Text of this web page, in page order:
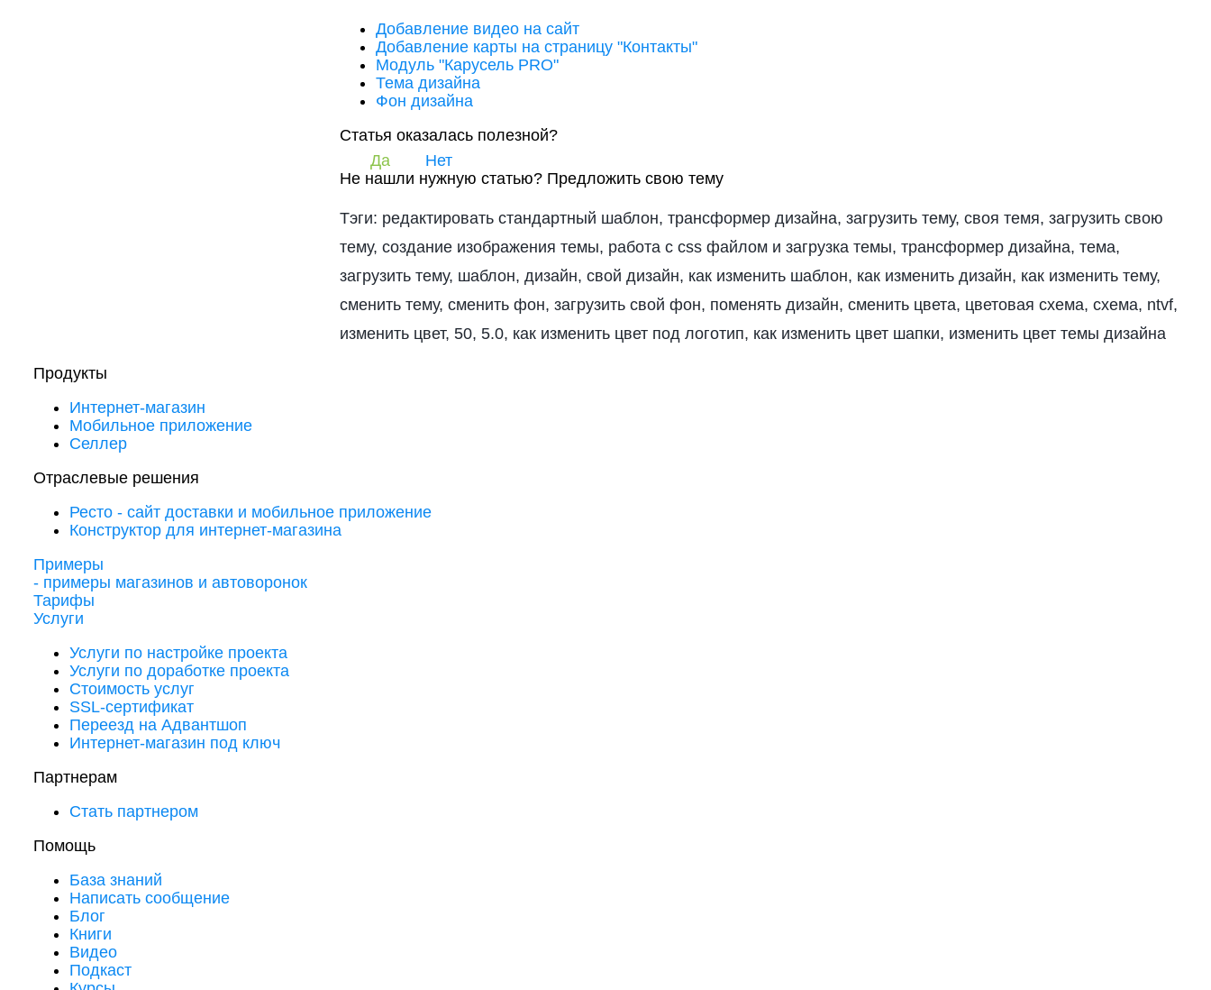
Добавление видео на сайт
Добавление карты на страницу "Контакты"
Модуль "Карусель PRO"
Тема дизайна
Фон дизайна
Статья оказалась полезной?
Да
Нет
Не нашли нужную статью? Предложить свою тему
Тэги: редактировать стандартный шаблон, трансформер дизайна, загрузить тему, своя темя, загрузить свою
тему, создание изображения темы, работа с css файлом и загрузка темы, трансформер дизайна, тема,
загрузить тему, шаблон, дизайн, свой дизайн, как изменить шаблон, как изменить дизайн, как изменить тему,
сменить тему, сменить фон, загрузить свой фон, поменять дизайн, сменить цвета, цветовая схема, схема, ntvf,
изменить цвет, 50, 5.0, как изменить цвет под логотип, как изменить цвет шапки, изменить цвет темы дизайна
Продукты
Интернет-магазин
Мобильное приложение
Селлер
Отраслевые решения
Ресто - сайт доставки и мобильное приложение
Конструктор для интернет-магазина
Примеры
- примеры магазинов и автоворонок
Тарифы
Услуги
Услуги по настройке проекта
Услуги по доработке проекта
Стоимость услуг
SSL-сертификат
Переезд на Адвантшоп
Интернет-магазин под ключ
Партнерам
Стать партнером
Помощь
База знаний
Написать сообщение
Блог
Книги
Видео
Подкаст